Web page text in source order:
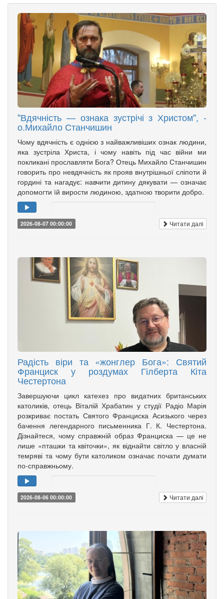
"Вдячність — ознака зустрічі з Христом", -
о.Михайло Станчишин
Чому вдячність є однією з найважливіших ознак людини,
яка зустріла Христа, і чому навіть під час війни ми
покликані прославляти Бога? Отець Михайло Станчишин
говорить про невдячність як прояв внутрішньої сліпоти й
гордині та нагадує: навчити дитину дякувати — означає
допомогти їй вирости людиною, здатною творити добро.
2026-08-07 00:00:00 Читати далі
Радість віри та «жонглер Бога»: Святий
Франциск у роздумах Гілберта Кіта
Честертона
Завершуючи цикл катехез про видатних британських
католиків, отець Віталій Храбатин у студії Радіо Марія
розкриває постать Святого Франциска Асизького через
бачення легендарного письменника Г. К. Честертона.
Дізнайтеся, чому справжній образ Франциска — це не
лише «пташки та квіточки», як віднайти світло у власній
темряві та чому бути католиком означає почати думати
по-справжньому.
2026-08-06 00:00:00 Читати далі